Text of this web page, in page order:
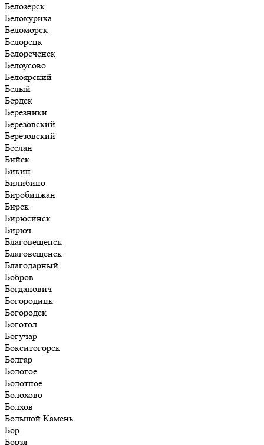
Белозерск
Белокуриха
Беломорск
Белорецк
Белореченск
Белоусово
Белоярский
Белый
Бердск
Березники
Берёзовский
Берёзовский
Беслан
Бийск
Бикин
Билибино
Биробиджан
Бирск
Бирюсинск
Бирюч
Благовещенск
Благовещенск
Благодарный
Бобров
Богданович
Богородицк
Богородск
Боготол
Богучар
Бокситогорск
Болгар
Бологое
Болотное
Болохово
Болхов
Большой Камень
Бор
Борзя